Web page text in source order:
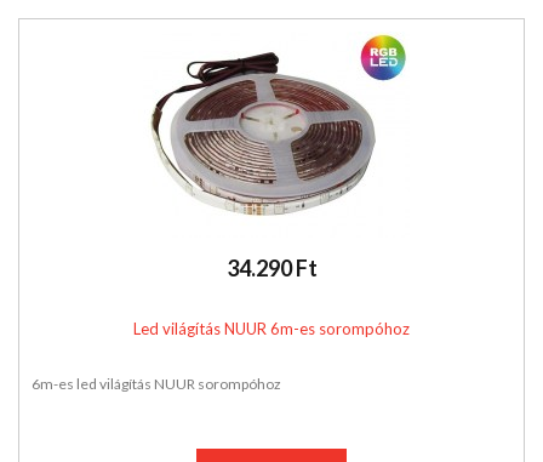
34.290 Ft
Led világítás NUUR 6m-es sorompóhoz
6m-es led világítás NUUR sorompóhoz